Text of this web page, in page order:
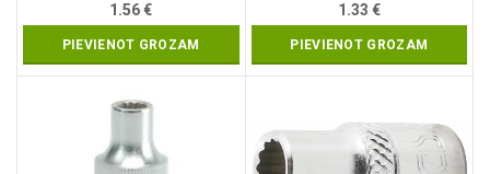
1.56€
PIEVIENOT GROZAM
1.33 €
PIEVIENOT GROZAM